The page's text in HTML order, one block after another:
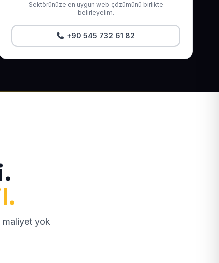
Sektörünüze en uygun web çözümünü birlikte
belirleyelim.
+90 545 732 61 82
maliyet yok